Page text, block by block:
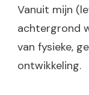
Vanuit mijn
achtergrond
van fysieke,
ontwikkeling.